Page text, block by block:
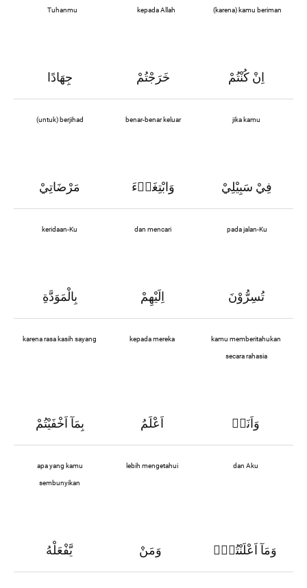
Tuhanmu kepada Allah (karena) kamu beriman
جِهَادًا خَرَجْتُمْ اِنْ كُنْتُمْ
(untuk) berjihad benar-benar keluar jika kamu
مَرْضَاتِيْ وَابْتِغَاۤءَ فِيْ سَبِيْلِيْ
keridaan-Ku dan mencari pada jalan-Ku
بِالْمَوَدَّةِ اِلَيْهِمْ تُسِرُّوْنَ
karena rasa kasih sayang kepada mereka kamu memberitahukan
secara rahasia
بِمَآ اَخْفَيْتُمْ اَعْلَمُ وَاَنَا۠
apa yang kamu
sembunyikan
lebih mengetahui dan Aku
يَّفْعَلْهُ وَمَنْ وَمَآ اَعْلَنْتُمْۗ